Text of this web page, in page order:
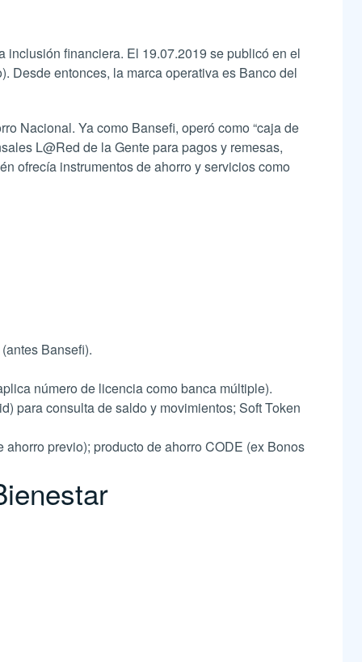
financiera. El 19.07.2019 se publicó en el
Desde entonces, la marca operativa es Banco del
Nacional. Ya como Bansefi, operó como “caja de
L@Red de la Gente para pagos y remesas,
ofrecía instrumentos de ahorro y servicios como
Bansefi).
número de licencia como banca múltiple).
para consulta de saldo y movimientos; Soft Token
previo); producto de ahorro CODE (ex Bonos